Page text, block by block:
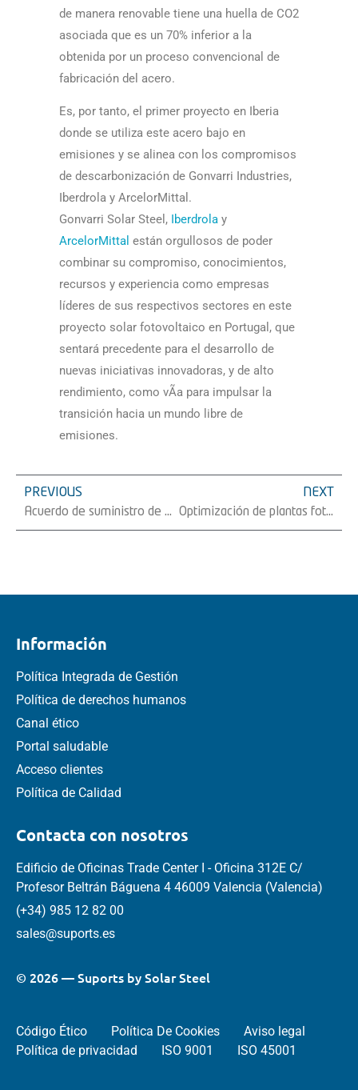
de manera renovable tiene una huella de CO2
asociada que es un 70% inferior a la
obtenida por un proceso convencional de
fabricación del acero.
Es, por tanto, el primer proyecto en Iberia
donde se utiliza este acero bajo en
emisiones y se alinea con los compromisos
de descarbonización de Gonvarri Industries,
Iberdrola y ArcelorMittal.
Gonvarri Solar Steel, Iberdrola y
ArcelorMittal están orgullosos de poder
combinar su compromiso, conocimientos,
recursos y experiencia como empresas
líderes de sus respectivos sectores en este
proyecto solar fotovoltaico en Portugal, que
sentará precedente para el desarrollo de
nuevas iniciativas innovadoras, y de alto
rendimiento, como vÃ­a para impulsar la
transición hacia un mundo libre de
emisiones.
PREVIOUS
Acuerdo de suministro de 50 MW de estructuras fijas FV en UK
NEXT
Optimización de plantas fotovoltaicas de estructuras fijas en suelo: Metodologí­a y resultados
Información
Política Integrada de Gestión
Política de derechos humanos
Canal ético
Portal saludable
Acceso clientes
Política de Calidad
Contacta con nosotros
Edificio de Oficinas Trade Center I - Oficina 312E C/
Profesor Beltrán Báguena 4 46009 Valencia (Valencia)
(+34) 985 12 82 00
sales@suports.es
© 2026 — Suports by Solar Steel
Código Ético Política De Cookies
Aviso legal
Política de privacidad
ISO 9001 ISO 45001